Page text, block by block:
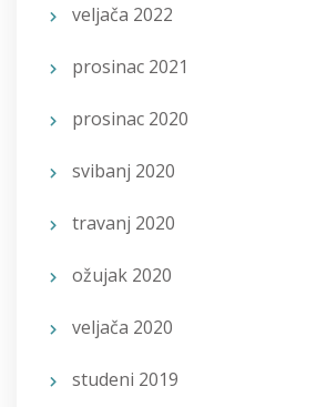
veljača 2022
prosinac 2021
prosinac 2020
svibanj 2020
travanj 2020
ožujak 2020
veljača 2020
studeni 2019